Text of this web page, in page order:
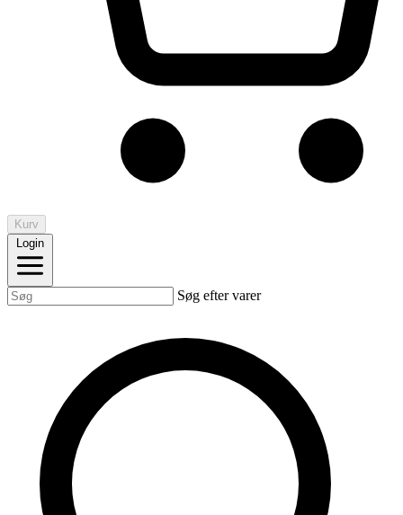
Kurv
Login
Søg efter varer